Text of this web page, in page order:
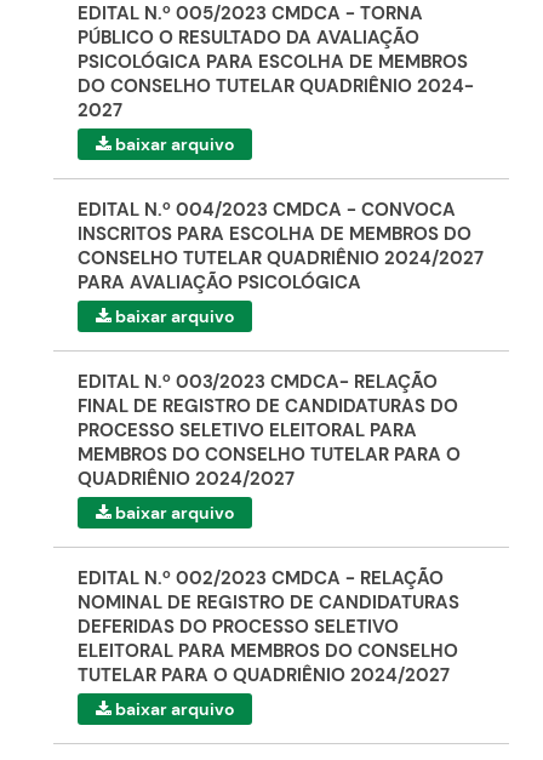
EDITAL N.º 005/2023 CMDCA - TORNA
PÚBLICO O RESULTADO DA AVALIAÇÃO
PSICOLÓGICA PARA ESCOLHA DE MEMBROS
DO CONSELHO TUTELAR QUADRIÊNIO 2024-
2027
baixar arquivo
EDITAL N.º 004/2023 CMDCA - CONVOCA
INSCRITOS PARA ESCOLHA DE MEMBROS DO
CONSELHO TUTELAR QUADRIÊNIO 2024/2027
PARA AVALIAÇÃO PSICOLÓGICA
baixar arquivo
EDITAL N.º 003/2023 CMDCA- RELAÇÃO
FINAL DE REGISTRO DE CANDIDATURAS DO
PROCESSO SELETIVO ELEITORAL PARA
MEMBROS DO CONSELHO TUTELAR PARA O
QUADRIÊNIO 2024/2027
baixar arquivo
EDITAL N.º 002/2023 CMDCA - RELAÇÃO
NOMINAL DE REGISTRO DE CANDIDATURAS
DEFERIDAS DO PROCESSO SELETIVO
ELEITORAL PARA MEMBROS DO CONSELHO
TUTELAR PARA O QUADRIÊNIO 2024/2027
baixar arquivo